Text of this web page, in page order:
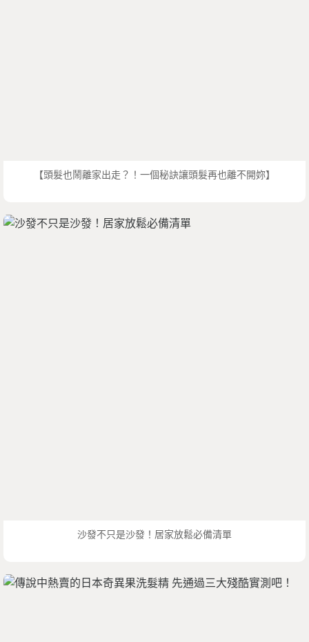
【頭髮也鬧離家出走？！一個秘訣讓頭髮再也離不開妳】
沙發不只是沙發！居家放鬆必備清單